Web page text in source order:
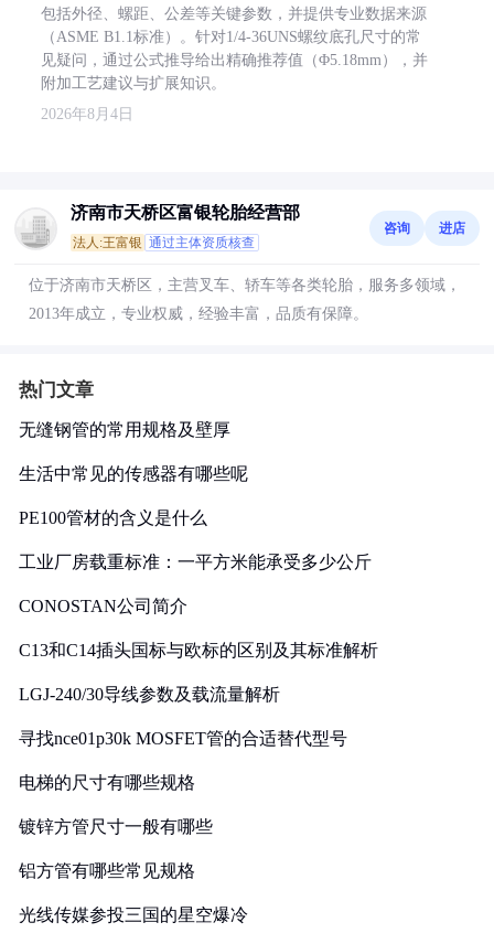
包括外径、螺距、公差等关键参数，并提供专业数据来源
（ASME B1.1标准）。针对1/4-36UNS螺纹底孔尺寸的常
见疑问，通过公式推导给出精确推荐值（Φ5.18mm），并
附加工艺建议与扩展知识。
2026年8月4日
济南市天桥区富银轮胎经营部
法人:王富银 通过主体资质核查
咨询 进店
位于济南市天桥区，主营叉车、轿车等各类轮胎，服务多领域，
2013年成立，专业权威，经验丰富，品质有保障。
热门文章
无缝钢管的常用规格及壁厚
生活中常见的传感器有哪些呢
PE100管材的含义是什么
工业厂房载重标准：一平方米能承受多少公斤
CONOSTAN公司简介
C13和C14插头国标与欧标的区别及其标准解析
LGJ-240/30导线参数及载流量解析
寻找nce01p30k MOSFET管的合适替代型号
电梯的尺寸有哪些规格
镀锌方管尺寸一般有哪些
铝方管有哪些常见规格
光线传媒参投三国的星空爆冷